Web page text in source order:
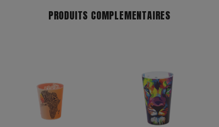
PRODUITS COMPLEMENTAIRES